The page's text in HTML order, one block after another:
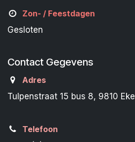
Zon- / Feestdagen
Gesloten
Contact Gegevens
Adres
Tulpenstraat 15 bus 8, 9810 Eke
Telefoon